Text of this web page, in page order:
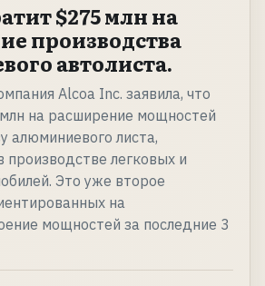
$275 млн на
производства
автолиста.
Alcoa Inc. заявила, что
на расширение мощностей
алюминиевого листа,
производстве легковых и
Это уже второе
на
мощностей за последние 3